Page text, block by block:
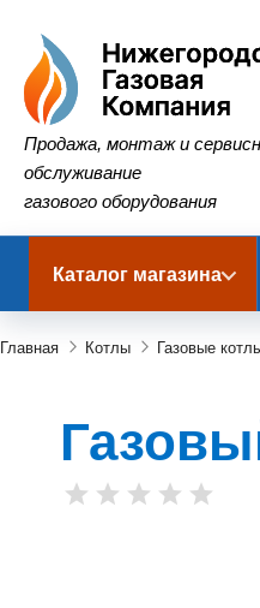
Нижегородская Газовая
Продажа, монтаж и
обслуживание
газового оборудования
Каталог магазина
Главная Котлы Газовые